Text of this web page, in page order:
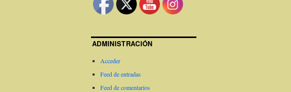
ADMINISTRACIÓN
Acceder
Feed de entradas
Feed de comentarios